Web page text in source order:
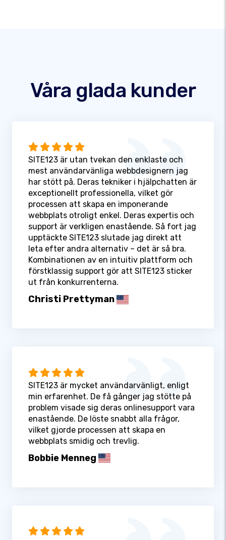
Våra glada kunder
SITE123 är utan tvekan den enklaste och
mest användarvänliga webbdesignern jag
har stött på. Deras tekniker i hjälpchatten är
exceptionellt professionella, vilket gör
processen att skapa en imponerande
webbplats otroligt enkel. Deras expertis och
support är verkligen enastående. Så fort jag
upptäckte SITE123 slutade jag direkt att
leta efter andra alternativ – det är så bra.
Kombinationen av en intuitiv plattform och
förstklassig support gör att SITE123 sticker
ut från konkurrenterna.
Christi Prettyman
SITE123 är mycket användarvänligt, enligt
min erfarenhet. De få gånger jag stötte på
problem visade sig deras onlinesupport vara
enastående. De löste snabbt alla frågor,
vilket gjorde processen att skapa en
webbplats smidig och trevlig.
Bobbie Menneg